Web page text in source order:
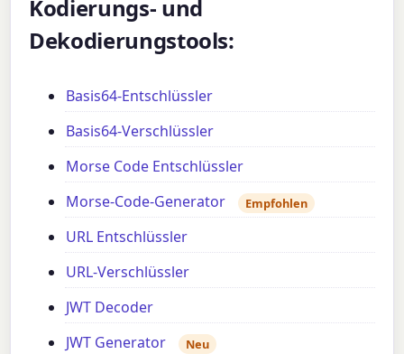
Kodierungs- und
Dekodierungstools:
Basis64-Entschlüssler
Basis64-Verschlüssler
Morse Code Entschlüssler
Morse-Code-Generator
Empfohlen
URL Entschlüssler
URL-Verschlüssler
JWT Decoder
JWT Generator
Neu